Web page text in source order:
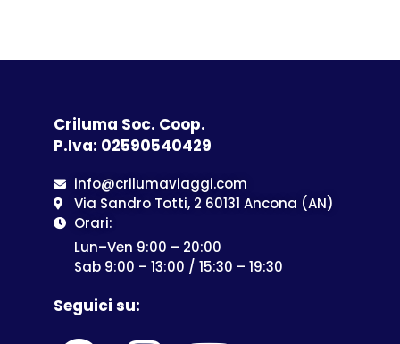
Criluma Soc. Coop.
P.Iva: 02590540429
info@crilumaviaggi.com
Via Sandro Totti, 2 60131 Ancona (AN)
Orari:
Lun–Ven 9:00 – 20:00
Sab 9:00 – 13:00 / 15:30 – 19:30
Seguici su: